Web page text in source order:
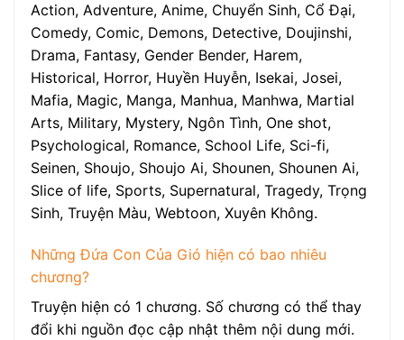
Action, Adventure, Anime, Chuyển Sinh, Cổ Đại,
Comedy, Comic, Demons, Detective, Doujinshi,
Drama, Fantasy, Gender Bender, Harem,
Historical, Horror, Huyền Huyễn, Isekai, Josei,
Mafia, Magic, Manga, Manhua, Manhwa, Martial
Arts, Military, Mystery, Ngôn Tình, One shot,
Psychological, Romance, School Life, Sci-fi,
Seinen, Shoujo, Shoujo Ai, Shounen, Shounen Ai,
Slice of life, Sports, Supernatural, Tragedy, Trọng
Sinh, Truyện Màu, Webtoon, Xuyên Không.
Những Đứa Con Của Gió hiện có bao nhiêu
chương?
Truyện hiện có 1 chương. Số chương có thể thay
đổi khi nguồn đọc cập nhật thêm nội dung mới.